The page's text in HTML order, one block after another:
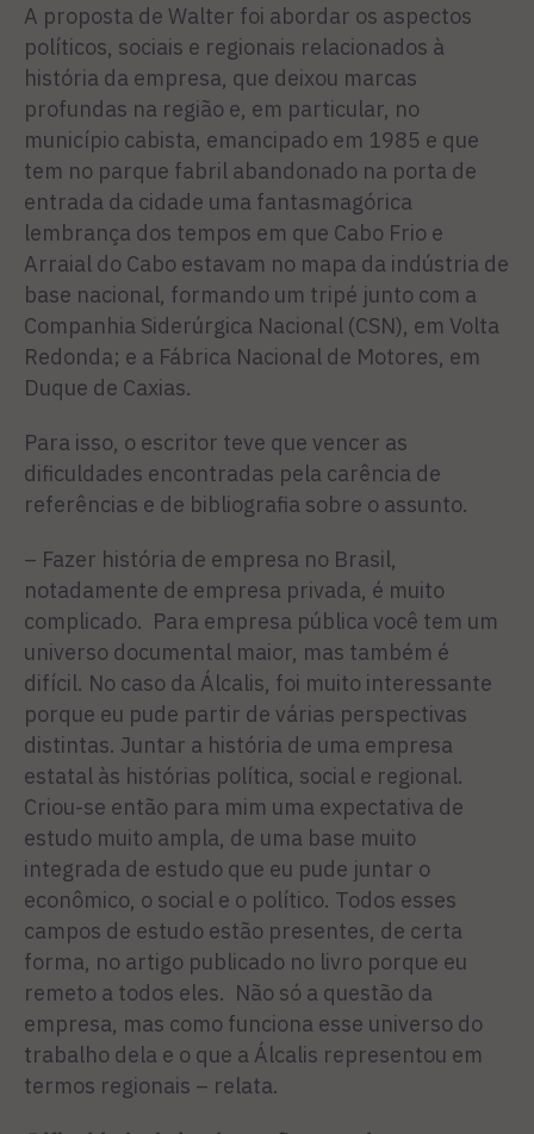
A proposta de Walter foi abordar os aspectos
políticos, sociais e regionais relacionados à
história da empresa, que deixou marcas
profundas na região e, em particular, no
município cabista, emancipado em 1985 e que
tem no parque fabril abandonado na porta de
entrada da cidade uma fantasmagórica
lembrança dos tempos em que Cabo Frio e
Arraial do Cabo estavam no mapa da indústria de
base nacional, formando um tripé junto com a
Companhia Siderúrgica Nacional (CSN), em Volta
Redonda; e a Fábrica Nacional de Motores, em
Duque de Caxias.
Para isso, o escritor teve que vencer as
dificuldades encontradas pela carência de
referências e de bibliografia sobre o assunto.
– Fazer história de empresa no Brasil,
notadamente de empresa privada, é muito
complicado. Para empresa pública você tem um
universo documental maior, mas também é
difícil. No caso da Álcalis, foi muito interessante
porque eu pude partir de várias perspectivas
distintas. Juntar a história de uma empresa
estatal às histórias política, social e regional.
Criou-se então para mim uma expectativa de
estudo muito ampla, de uma base muito
integrada de estudo que eu pude juntar o
econômico, o social e o político. Todos esses
campos de estudo estão presentes, de certa
forma, no artigo publicado no livro porque eu
remeto a todos eles. Não só a questão da
empresa, mas como funciona esse universo do
trabalho dela e o que a Álcalis representou em
termos regionais – relata.